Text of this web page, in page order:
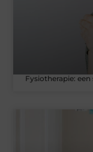
Fysiotherapie: